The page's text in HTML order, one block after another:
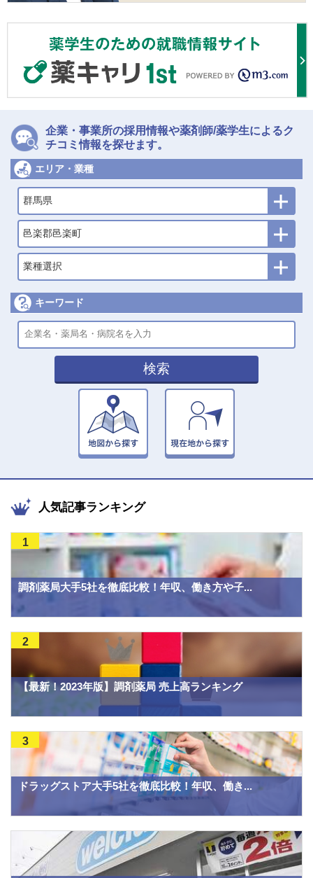
企業・事業所の採用情報や薬剤師/薬学生によるク
チコミ情報を探せます。
エリア・業種
群馬県
邑楽郡邑楽町
業種選択
キーワード
検索
人気記事ランキング
調剤薬局大手5社を徹底比較！年収、働き方や子...
1
【最新！2023年版】調剤薬局 売上高ランキング
2
ドラッグストア大手5社を徹底比較！年収、働き...
3